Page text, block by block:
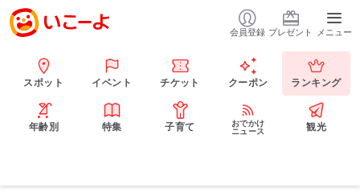
会員登録 プレゼント メニュー
スポット イベント チケット クーポン ランキング
年齢別 特集 子育て
おでかけ
ニュース
観光